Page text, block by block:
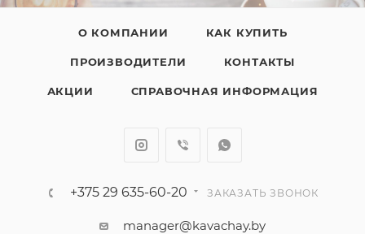
О КОМПАНИИ КАК КУПИТЬ
ПРОИЗВОДИТЕЛИ КОНТАКТЫ
АКЦИИ СПРАВОЧНАЯ ИНФОРМАЦИЯ
+375 29 635-60-20 ЗАКАЗАТЬ ЗВОНОК
manager@kavachay.by